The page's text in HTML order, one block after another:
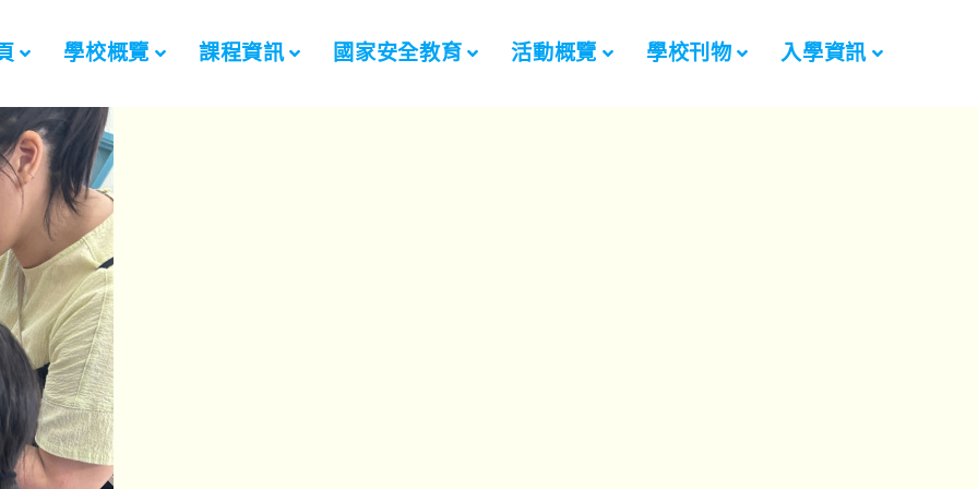
學校概覽 課程資訊 國家安全教育 活動概覽 學校刊物 入學資訊